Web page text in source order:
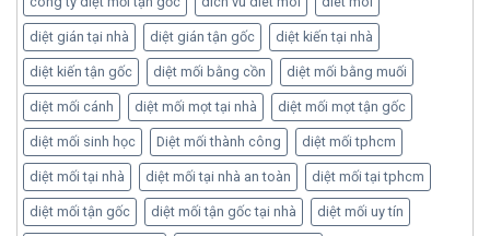
diệt gián tại nhà diệt gián tận gốc diệt kiến tại nhà
diệt kiến tận gốc diệt mối bằng cồn diệt mối bằng muối
diệt mối cánh diệt mối mọt tại nhà diệt mối mọt tận gốc
diệt mối sinh học Diệt mối thành công diệt mối tphcm
diệt mối tại nhà diệt mối tại nhà an toàn diệt mối tại tphcm
diệt mối tận gốc diệt mối tận gốc tại nhà diệt mối uy tín